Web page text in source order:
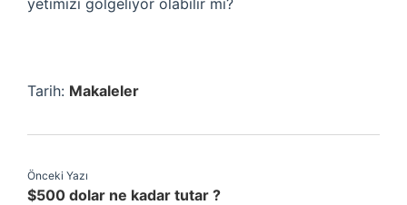
yetimizi gölgeliyor olabilir mi?
Tarih: Makaleler
Önceki Yazı
$500 dolar ne kadar tutar ?